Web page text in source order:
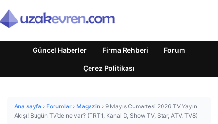
Güncel Haberler Firma Rehberi Forum
Çerez Politikası
Ana sayfa › Forumlar › Magazin › 9 Mayıs Cumartesi 2026 TV Yayın
Akışı! Bugün TV’de ne var? (TRT1, Kanal D, Show TV, Star, ATV, TV8)